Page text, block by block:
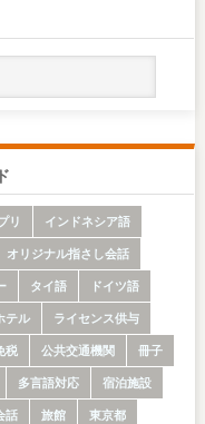
リ
インドネシア語
オリジナル指さし会話
タイ語
ドイツ語
テル
ライセンス供与
税 公共交通機関
冊子
多言語対応
宿泊施設
話 旅館
東京都